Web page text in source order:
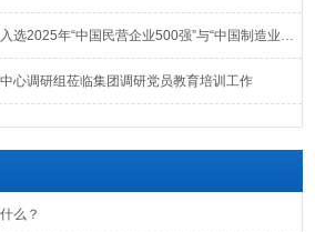
双榜加冕｜安徽天康集团入选2025年“中国民营企业500强”与“中国制造业民营企业500强”榜单
心调研组莅临集团调研党员教育培训工作
么？